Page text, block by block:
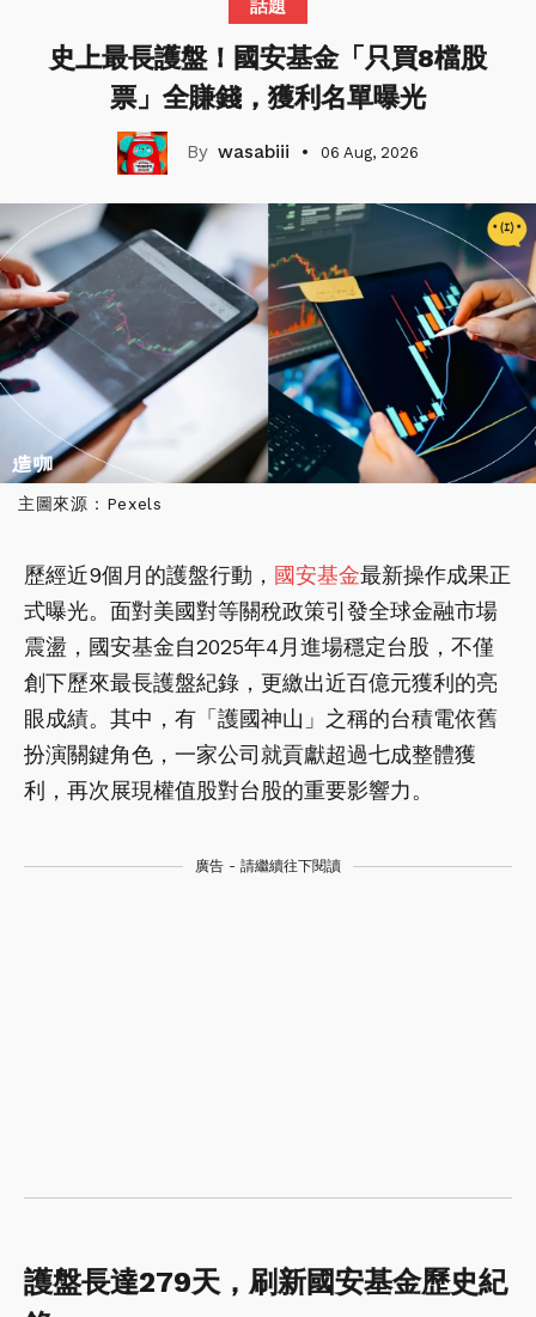
話題
史上最長護盤！國安基金「只買8檔股
票」全賺錢，獲利名單曝光
wasabiii 06 Aug, 2026
主圖來源：Pexels
歷經近9個月的護盤行動， 國安基金最新操作成果正
式曝光。面對美國對等關稅政策引發全球金融市場
震盪，國安基金自2025年4月進場穩定台股，不僅
創下歷來最長護盤紀錄，更繳出近百億元獲利的亮
眼成績。其中，有「護國神山」之稱的台積電依舊
扮演關鍵角色，一家公司就貢獻超過七成整體獲
利，再次展現權值股對台股的重要影響力。
廣告 - 請繼續往下閱讀
護盤長達279天，刷新國安基金歷史紀